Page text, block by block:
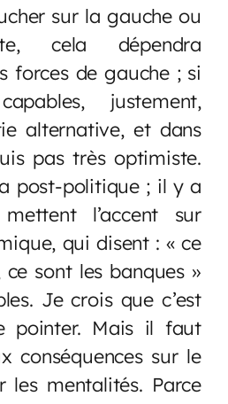
sur la gauche ou
cela dépendra
forces de gauche ; si
justement,
alternative, et dans
pas très optimiste.
post-politique ; il y a
l’accent sur
qui disent : « ce
sont les banques »
Je crois que c’est
pointer. Mais il faut
conséquences sur le
les mentalités. Parce